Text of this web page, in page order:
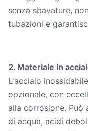
senza sbavature,
tubazioni e
2. Materiale in
L'acciaio
opzionale, con
alla corrosione.
di acqua, acidi